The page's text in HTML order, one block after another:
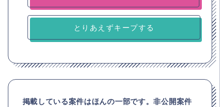
とりあえずキープする
掲載している案件はほんの一部です。非公開案件